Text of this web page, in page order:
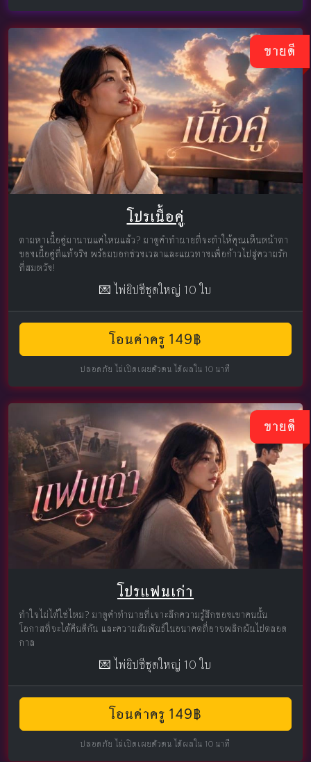
ขายดี
โปรเนื้อคู่
ตามหาเนื้อคู่มานานแค่ไหนแล้ว? มาดูคำทำนายที่จะทำให้คุณเห็นหน้าตา
ของเนื้อคู่ที่แท้จริง พร้อมบอกช่วงเวลาและแนวทางเพื่อก้าวไปสู่ความรัก
ที่สมหวัง!
💌 ไพ่ยิปซีชุดใหญ่ 10 ใบ
โอนค่าครู 149฿
ปลอดภัย ไม่เปิดเผยตัวตน ได้ผลใน 10 นาที
ขายดี
โปรแฟนเก่า
ทำใจไม่ได้ใช่ไหม? มาดูคำทำนายที่เจาะลึกความรู้สึกของเขาคนนั้น
โอกาสที่จะได้คืนดีกัน และความสัมพันธ์ในอนาคตที่อาจพลิกผันไปตลอด
กาล
💌 ไพ่ยิปซีชุดใหญ่ 10 ใบ
โอนค่าครู 149฿
ปลอดภัย ไม่เปิดเผยตัวตน ได้ผลใน 10 นาที